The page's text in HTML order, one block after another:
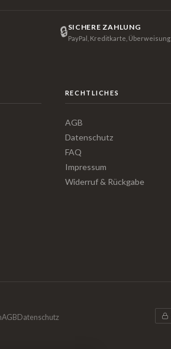
🔒SICHERE ZAHLUNG
PayPal, Kreditkarte, Überweisung
RECHTLICHES
AGB
Datenschutz
FAQ
Impressum
Widerruf & Rückgabe
AGBDatenschutz